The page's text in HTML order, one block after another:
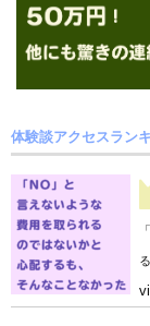
体験談アクセスラン